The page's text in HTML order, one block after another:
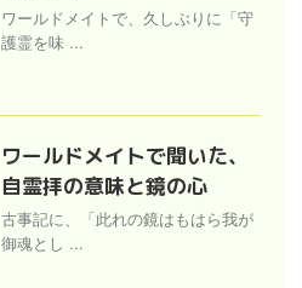
ワールドメイトで、久しぶりに「守
護霊を味 ...
ワールドメイトで聞いた、
自霊拝の意味と鏡の心
古事記に、「此れの鏡はもはら我が
御魂とし ...